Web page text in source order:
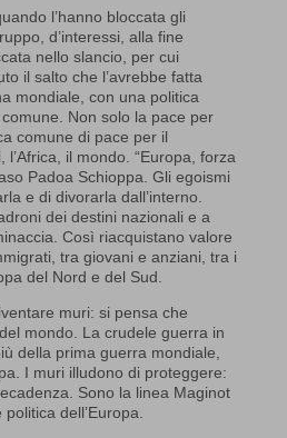
l’hanno bloccata gli
d’interessi, alla fine
nello slancio, per cui
il salto che l’avrebbe fatta
mondiale, con una politica
Non solo la pace per
comune di pace per il
il mondo. “Europa, forza
Padoa Schioppa. Gli egoismi
e di divorarla dall’interno.
dei destini nazionali e a
Così riacquistano valore
tra giovani e anziani, tra i
del Nord e del Sud.
muri: si pensa che
mondo. La crudele guerra in
della prima guerra mondiale,
I muri illudono di proteggere:
Sono la linea Maginot
dell’Europa.